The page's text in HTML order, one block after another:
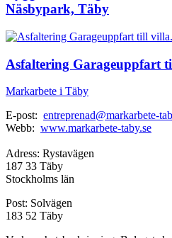
Näsbypark, Täby
Asfaltering Garageuppfart
Markarbete i Täby
E-post: entreprenad@markarbete-
Webb: www.markarbete-taby.se
Adress: Rystavägen
187 33 Täby
Stockholms län
Post: Solvägen
183 52 Täby